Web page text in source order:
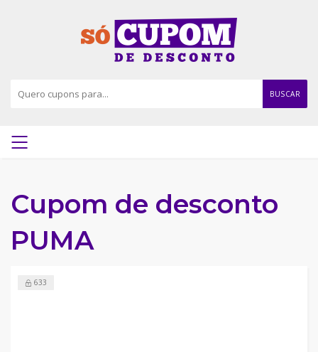
BUSCAR
Cupom de desconto
PUMA
633